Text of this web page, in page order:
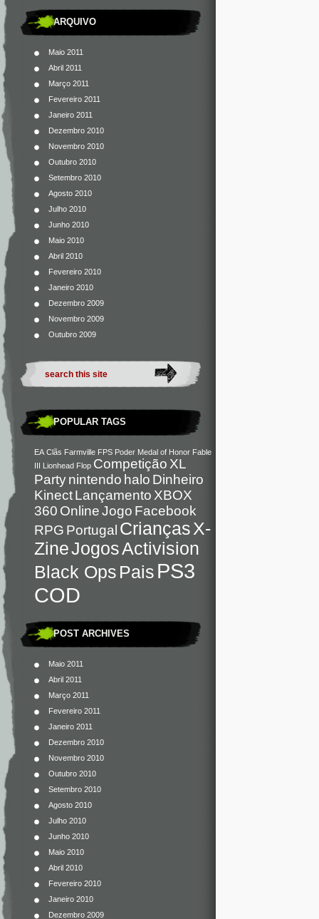
ARQUIVO
Maio 2011
Abril 2011
Março 2011
Fevereiro 2011
Janeiro 2011
Dezembro 2010
Novembro 2010
Outubro 2010
Setembro 2010
Agosto 2010
Julho 2010
Junho 2010
Maio 2010
Abril 2010
Fevereiro 2010
Janeiro 2010
Dezembro 2009
Novembro 2009
Outubro 2009
POPULAR TAGS
EA Clãs Farmville FPS Poder Medal of Honor Fable
III Lionhead Flop Competição XL
Partynintendo halo Dinheiro
KinectLançamento XBOX
360 OnlineJogo Facebook
RPG Portugal CriançasX-
ZineJogosActivision
Black Ops Pais PS3
COD
POST ARCHIVES
Maio 2011
Abril 2011
Março 2011
Fevereiro 2011
Janeiro 2011
Dezembro 2010
Novembro 2010
Outubro 2010
Setembro 2010
Agosto 2010
Julho 2010
Junho 2010
Maio 2010
Abril 2010
Fevereiro 2010
Janeiro 2010
Dezembro 2009